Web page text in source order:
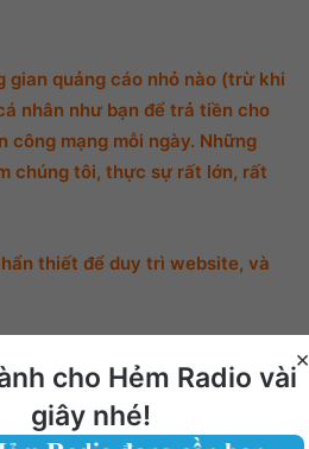
gian quảng cáo nhỏ nào (trừ khi
nhân như bạn để trả tiền cho
công mạng mỗi ngày. Những
chúng tôi, thực sự rất lớn, rất
thiết để duy trì website, và
×
cho Hẻm Radio vài
giây nhé!